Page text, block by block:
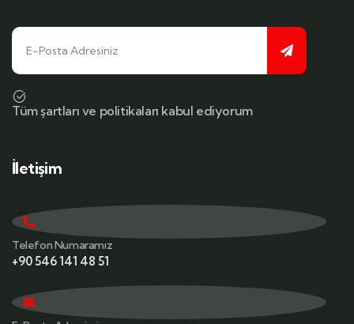
Tüm şartları ve politikaları kabul ediyorum
İletişim
Telefon Numaramız
+90 546 141 48 51